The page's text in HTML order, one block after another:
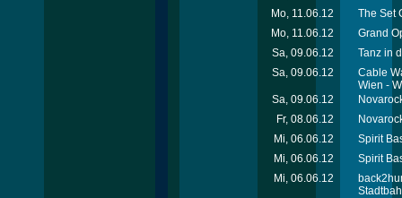
Mo, 11.06.12
The Set
Mo, 11.06.12
Grand
Sa, 09.06.12
Tanz in
Sa, 09.06.12
Cable
Wien -
Sa, 09.06.12
Fr, 08.06.12
Mi, 06.06.12
Spirit
Mi, 06.06.12
Spirit
Mi, 06.06.12